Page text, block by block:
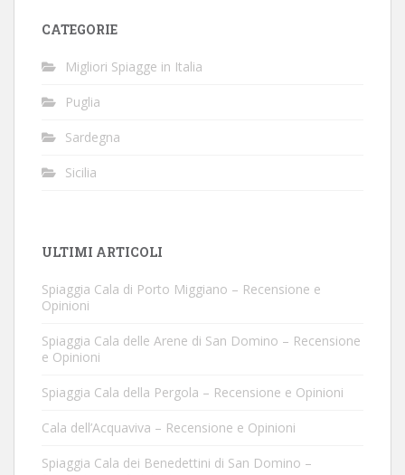
CATEGORIE
Migliori Spiagge in Italia
Puglia
Sardegna
Sicilia
ULTIMI ARTICOLI
Spiaggia Cala di Porto Miggiano – Recensione e
Opinioni
Spiaggia Cala delle Arene di San Domino – Recensione
e Opinioni
Spiaggia Cala della Pergola – Recensione e Opinioni
Cala dell’Acquaviva – Recensione e Opinioni
Spiaggia Cala dei Benedettini di San Domino –